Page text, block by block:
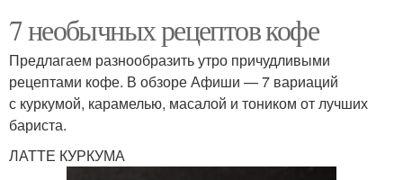
7 необычных рецептов кофе
Предлагаем разнообразить утро причудливыми
рецептами кофе. В обзоре Афиши — 7 вариаций
с куркумой, карамелью, масалой и тоником от лучших
бариста.
ЛАТТЕ КУРКУМА